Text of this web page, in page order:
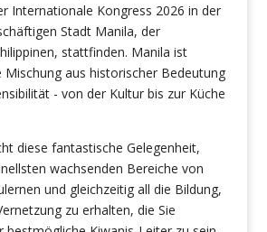
Internationale Kongress 2026 in der
Stadt Manila, der
stattfinden. Manila ist
Mischung aus historischer Bedeutung
- von der Kultur bis zur Küche
diese fantastische Gelegenheit,
wachsenden Bereiche von
und gleichzeitig all die Bildung,
zu erhalten, die Sie